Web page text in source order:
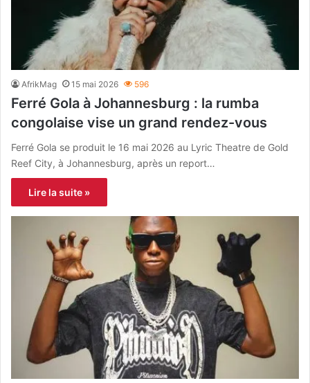
AfrikMag 15 mai 2026 596
Ferré Gola à Johannesburg : la rumba
congolaise vise un grand rendez-vous
Ferré Gola se produit le 16 mai 2026 au Lyric Theatre de Gold
Reef City, à Johannesburg, après un report…
Lire la suite »